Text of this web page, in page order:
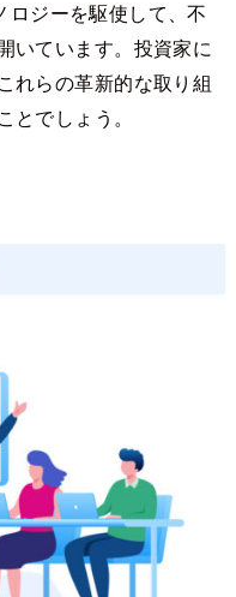
ロジーを駆使して、不
いています。投資家に
れらの革新的な取り組
とでしょう。